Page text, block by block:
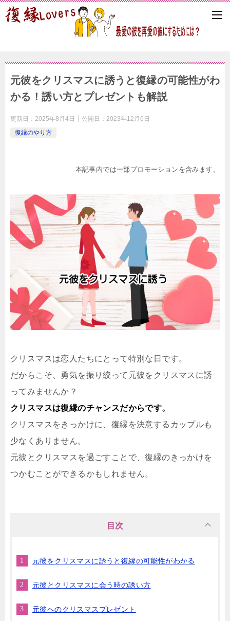
元彼をクリスマスに誘うと復縁の可能性がわ
かる！誘い方とプレゼントも解説
更新日： 2025年8月4日 公開日： 2023年12月6日
復縁のやり方
本記事内では一部プロモーションを含みます。
クリスマスは恋人たちにとって特別な日です。
だからこそ、勇気を振り絞って元彼をクリスマスに誘
ってみませんか？
クリスマスは復縁のチャンスだからです。
クリスマスをきっかけに、復縁を決意するカップルも
少なくありません。
元彼とクリスマスを過ごすことで、復縁のきっかけを
つかむことができるかもしれません。
目次
元彼をクリスマスに誘うと復縁の可能性がわかる
元彼とクリスマスに会う時の誘い方
元彼へのクリスマスプレゼント